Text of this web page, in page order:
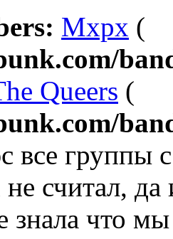
Mxpx (
Queers (
все группы
считал,
знала что